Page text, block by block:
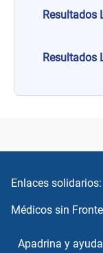
Resultados
Resultados
Enlaces solidarios:
Médicos sin
Apadrina y ayuda